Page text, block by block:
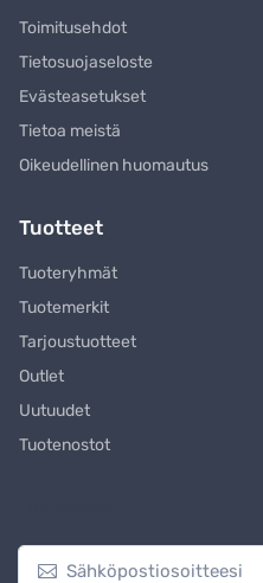
Toimitusehdot
Tietosuojaseloste
Evästeasetukset
Tietoa meistä
Oikeudellinen huomautus
Tuotteet
Tuoteryhmät
Tuotemerkit
Tarjoustuotteet
Outlet
Uutuudet
Tuotenostot